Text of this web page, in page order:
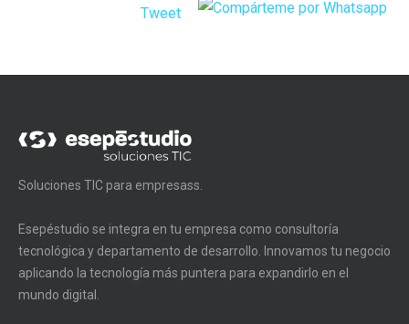
Tweet
Soluciones TIC para empresass.
Esepéstudio se integra en tu empresa como consultoría
tecnológica y departamento de desarrollo. Innovamos tu negocio
aplicando la tecnología más puntera para expandirlo en el
mundo digital.